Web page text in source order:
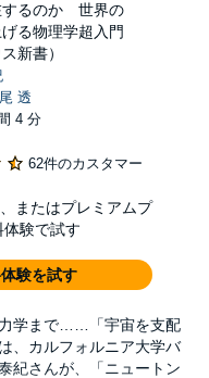
するのか 世界の
げる物理学超入門
新書）
透
4 分
62件のカスタマー
またはプレミアムプ
験で試す
験を試す
学まで……「宇宙を支配
、カルフォルニア大学バ
紀さんが、「ニュートン